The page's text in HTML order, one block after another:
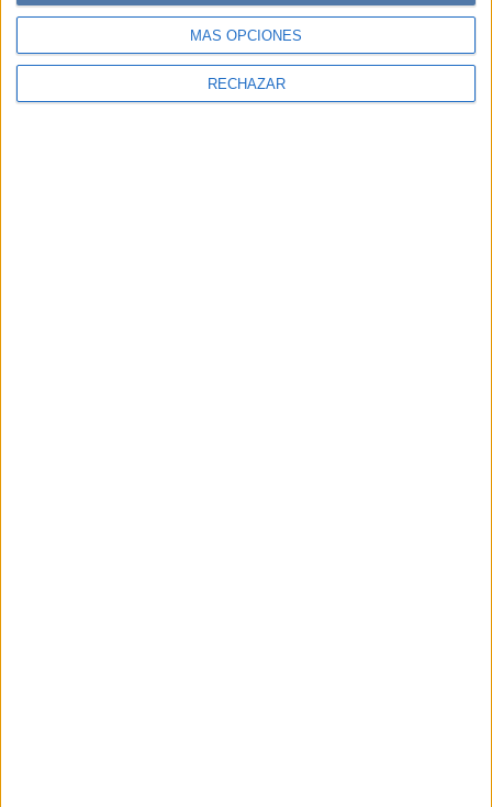
MÁS OPCIONES
RECHAZAR